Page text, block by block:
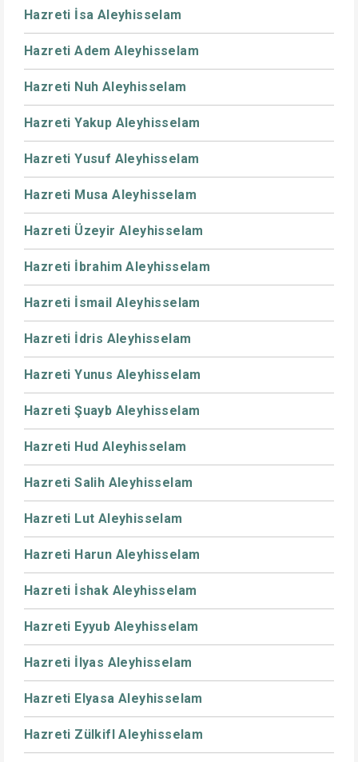
Hazreti İsa Aleyhisselam
Hazreti Adem Aleyhisselam
Hazreti Nuh Aleyhisselam
Hazreti Yakup Aleyhisselam
Hazreti Yusuf Aleyhisselam
Hazreti Musa Aleyhisselam
Hazreti Üzeyir Aleyhisselam
Hazreti İbrahim Aleyhisselam
Hazreti İsmail Aleyhisselam
Hazreti İdris Aleyhisselam
Hazreti Yunus Aleyhisselam
Hazreti Şuayb Aleyhisselam
Hazreti Hud Aleyhisselam
Hazreti Salih Aleyhisselam
Hazreti Lut Aleyhisselam
Hazreti Harun Aleyhisselam
Hazreti İshak Aleyhisselam
Hazreti Eyyub Aleyhisselam
Hazreti İlyas Aleyhisselam
Hazreti Elyasa Aleyhisselam
Hazreti Zülkifl Aleyhisselam